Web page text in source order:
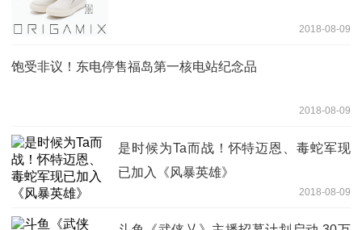
2018-08-09
饱受非议！东电停售福岛第一核电站纪念品
2018-08-09
是时候为Ta而战！怀特迈恩、毒蛇军现
已加入《风暴英雄》
2018-08-09